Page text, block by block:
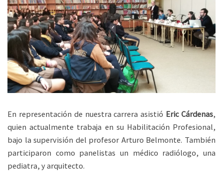
En representación de nuestra carrera asistió Eric Cárdenas,
quien actualmente trabaja en su Habilitación Profesional,
bajo la supervisión del profesor Arturo Belmonte. También
participaron como panelistas un médico radiólogo, una
pediatra, y arquitecto.